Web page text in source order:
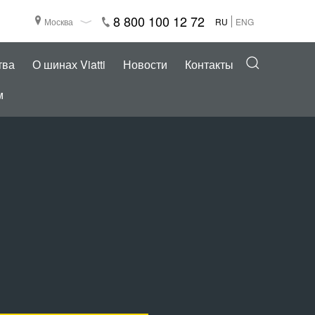
Москва 8 800 100 12 72 RU ENG
О шинах Viatti Новости
Контакты